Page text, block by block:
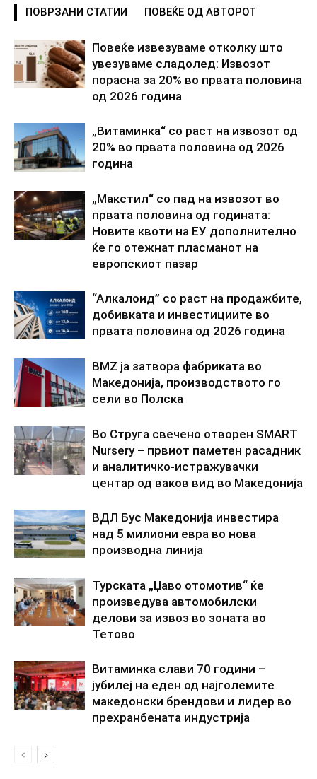
ПОВРЗАНИ СТАТИИ ПОВЕЌЕ ОД АВТОРОТ
Повеќе извезуваме отколку што
увезуваме сладолед: Извозот
порасна за 20% во првата половина
од 2026 година
„Витаминка“ со раст на извозот од
20% во првата половина од 2026
година
„Макстил“ со пад на извозот во
првата половина од годината:
Новите квоти на ЕУ дополнително
ќе го отежнат пласманот на
европскиот пазар
“Алкалоид” со раст на продажбите,
добивката и инвестициите во
првата половина од 2026 година
BMZ ја затвора фабриката во
Македонија, производството го
сели во Полска
Во Струга свечено отворен SMART
Nursery – првиот паметен расадник
и аналитичко-истражувачки
центар од ваков вид во Македонија
ВДЛ Бус Македонија инвестира
над 5 милиони евра во нова
производна линија
Турската „Џаво отомотив“ ќе
произведува автомобилски
делови за извоз во зоната во
Тетово
Витаминка слави 70 години –
јубилеј на еден од најголемите
македонски брендови и лидер во
прехранбената индустрија